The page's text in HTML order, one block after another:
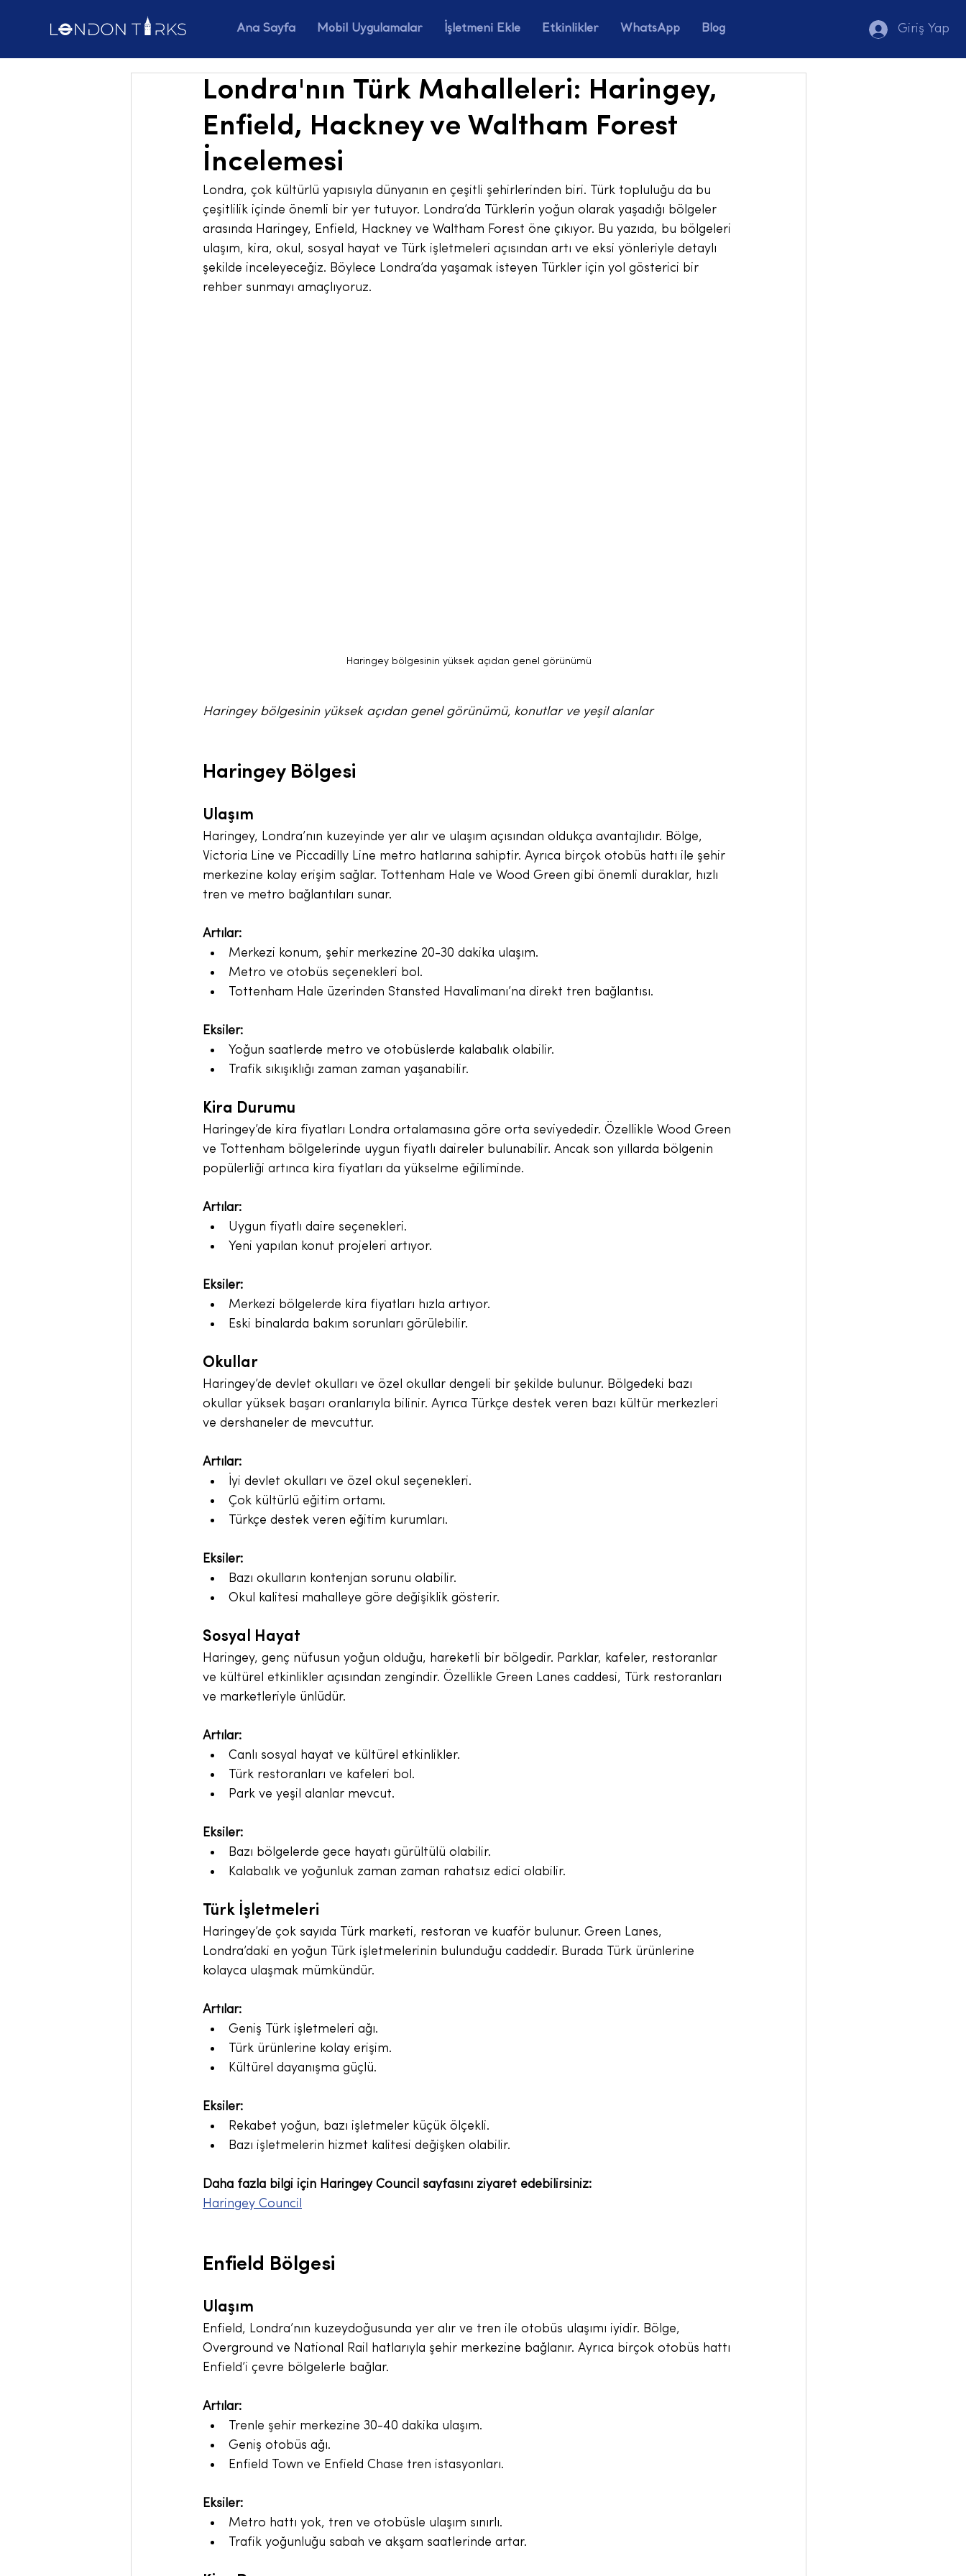
Ana Sayfa Mobil Uygulamalar İşletmeni Ekle Etkinlikler WhatsApp Blog Giriş Yap
Londra'nın Türk Mahalleleri: Haringey,
Enfield, Hackney ve Waltham Forest
İncelemesi
Londra, çok kültürlü yapısıyla dünyanın en çeşitli şehirlerinden biri. Türk topluluğu da bu
çeşitlilik içinde önemli bir yer tutuyor. Londra’da Türklerin yoğun olarak yaşadığı bölgeler
arasında Haringey, Enfield, Hackney ve Waltham Forest öne çıkıyor. Bu yazıda, bu bölgeleri
ulaşım, kira, okul, sosyal hayat ve Türk işletmeleri açısından artı ve eksi yönleriyle detaylı
şekilde inceleyeceğiz. Böylece Londra’da yaşamak isteyen Türkler için yol gösterici bir
rehber sunmayı amaçlıyoruz.
Haringey bölgesinin yüksek açıdan genel görünümü
Haringey bölgesinin yüksek açıdan genel görünümü, konutlar ve yeşil alanlar
Haringey Bölgesi
Ulaşım
Haringey, Londra’nın kuzeyinde yer alır ve ulaşım açısından oldukça avantajlıdır. Bölge,
Victoria Line ve Piccadilly Line metro hatlarına sahiptir. Ayrıca birçok otobüs hattı ile şehir
merkezine kolay erişim sağlar. Tottenham Hale ve Wood Green gibi önemli duraklar, hızlı
tren ve metro bağlantıları sunar.
Artılar:
Merkezi konum, şehir merkezine 20-30 dakika ulaşım.
Metro ve otobüs seçenekleri bol.
Tottenham Hale üzerinden Stansted Havalimanı’na direkt tren bağlantısı.
Eksiler:
Yoğun saatlerde metro ve otobüslerde kalabalık olabilir.
Trafik sıkışıklığı zaman zaman yaşanabilir.
Kira Durumu
Haringey’de kira fiyatları Londra ortalamasına göre orta seviyededir. Özellikle Wood Green
ve Tottenham bölgelerinde uygun fiyatlı daireler bulunabilir. Ancak son yıllarda bölgenin
popülerliği artınca kira fiyatları da yükselme eğiliminde.
Artılar:
Uygun fiyatlı daire seçenekleri.
Yeni yapılan konut projeleri artıyor.
Eksiler:
Merkezi bölgelerde kira fiyatları hızla artıyor.
Eski binalarda bakım sorunları görülebilir.
Okullar
Haringey’de devlet okulları ve özel okullar dengeli bir şekilde bulunur. Bölgedeki bazı
okullar yüksek başarı oranlarıyla bilinir. Ayrıca Türkçe destek veren bazı kültür merkezleri
ve dershaneler de mevcuttur.
Artılar:
İyi devlet okulları ve özel okul seçenekleri.
Çok kültürlü eğitim ortamı.
Türkçe destek veren eğitim kurumları.
Eksiler:
Bazı okulların kontenjan sorunu olabilir.
Okul kalitesi mahalleye göre değişiklik gösterir.
Sosyal Hayat
Haringey, genç nüfusun yoğun olduğu, hareketli bir bölgedir. Parklar, kafeler, restoranlar
ve kültürel etkinlikler açısından zengindir. Özellikle Green Lanes caddesi, Türk restoranları
ve marketleriyle ünlüdür.
Artılar:
Canlı sosyal hayat ve kültürel etkinlikler.
Türk restoranları ve kafeleri bol.
Park ve yeşil alanlar mevcut.
Eksiler:
Bazı bölgelerde gece hayatı gürültülü olabilir.
Kalabalık ve yoğunluk zaman zaman rahatsız edici olabilir.
Türk İşletmeleri
Haringey’de çok sayıda Türk marketi, restoran ve kuaför bulunur. Green Lanes,
Londra’daki en yoğun Türk işletmelerinin bulunduğu caddedir. Burada Türk ürünlerine
kolayca ulaşmak mümkündür.
Artılar:
Geniş Türk işletmeleri ağı.
Türk ürünlerine kolay erişim.
Kültürel dayanışma güçlü.
Eksiler:
Rekabet yoğun, bazı işletmeler küçük ölçekli.
Bazı işletmelerin hizmet kalitesi değişken olabilir.
Daha fazla bilgi için Haringey Council sayfasını ziyaret edebilirsiniz:
Haringey Council
Enfield Bölgesi
Ulaşım
Enfield, Londra’nın kuzeydoğusunda yer alır ve tren ile otobüs ulaşımı iyidir. Bölge,
Overground ve National Rail hatlarıyla şehir merkezine bağlanır. Ayrıca birçok otobüs hattı
Enfield’i çevre bölgelerle bağlar.
Artılar:
Trenle şehir merkezine 30-40 dakika ulaşım.
Geniş otobüs ağı.
Enfield Town ve Enfield Chase tren istasyonları.
Eksiler:
Metro hattı yok, tren ve otobüsle ulaşım sınırlı.
Trafik yoğunluğu sabah ve akşam saatlerinde artar.